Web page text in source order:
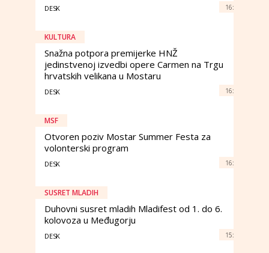
DESK 16:
KULTURA
Snažna potpora premijerke HNŽ
jedinstvenoj izvedbi opere Carmen na Trgu
hrvatskih velikana u Mostaru
DESK 16:
MSF
Otvoren poziv Mostar Summer Festa za
volonterski program
DESK 16:
SUSRET MLADIH
Duhovni susret mladih Mladifest od 1. do 6.
kolovoza u Međugorju
DESK 15: